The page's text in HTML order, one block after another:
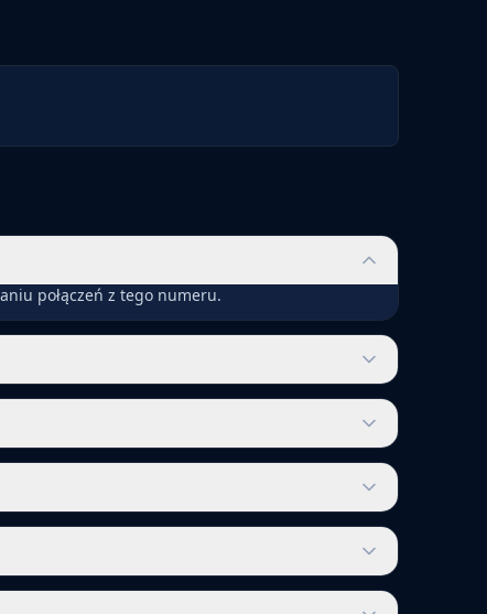
połączeń z tego numeru.